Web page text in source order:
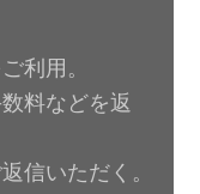
利用。
料などを返
信いただく。